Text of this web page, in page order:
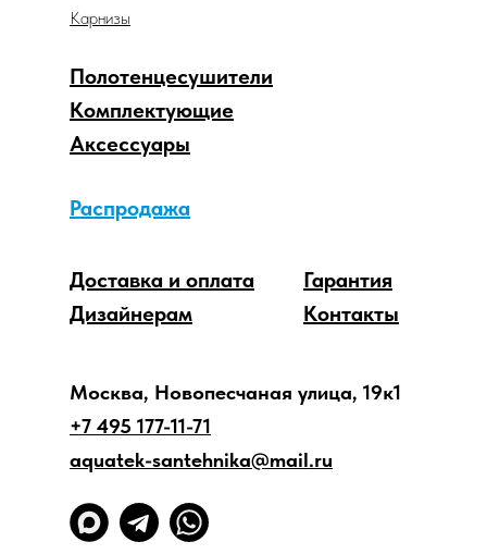
Аксессуары
Распродажа
Комплектующие
Дизайнерам
Доставка и оплата
Гарантия
Контакты
Карнизы
Полотенцесушители
Москва, Новопесчаная улица, 19к1
+7 495 177-11-71
aquatek-santehnika@mail.ru